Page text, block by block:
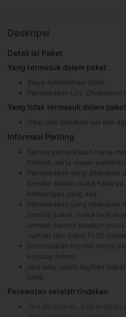
Deskripsi
Detail Isi Paket
Yang termasuk dalam paket
Biaya Administrasi Klinik
Pemeriksaan LDL Cholesterol
Yang tidak termasuk dalam paket
Obat dan tindakan lain bila
Informasi Penting
Semua pemeriksaan harus
formulir, serta alasan
Pemeriksaan yang dilakukan
bersifat satuan maka
keterangan yang ada
Pemeriksaan yang dilakukan
bersifat paket, maka hasil
sampel diambil sebelum pukul
Jum'at) dan pukul 11.00
Informasikan kondisi medis
kepada dokter
Jika ada, selisih tagihan
klinik
Perawatan setelah tindakan